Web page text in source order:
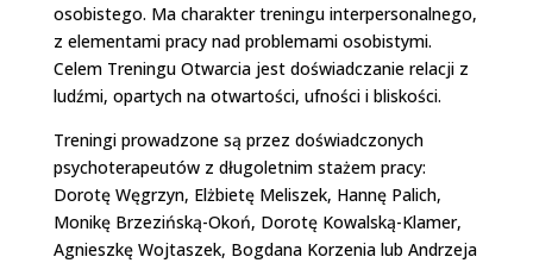
osobistego. Ma charakter treningu interpersonalnego,
z elementami pracy nad problemami osobistymi.
Celem Treningu Otwarcia jest doświadczanie relacji z
ludźmi, opartych na otwartości, ufności i bliskości.
Treningi prowadzone są przez doświadczonych
psychoterapeutów z długoletnim stażem pracy:
Dorotę Węgrzyn, Elżbietę Meliszek, Hannę Palich,
Monikę Brzezińską-Okoń, Dorotę Kowalską-Klamer,
Agnieszkę Wojtaszek, Bogdana Korzenia lub Andrzeja